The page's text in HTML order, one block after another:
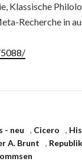
Klassi­sche
Recherche in
- neu , Cicero ,
A. Brunt , Republik